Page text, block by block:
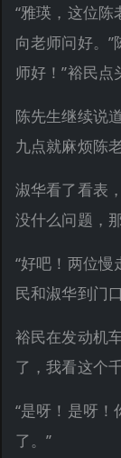
“雅瑛，这位
向老师问好。
师好！”裕民点
陈先生继续说
九点就麻烦陈
淑华看了看表
没什么问题，
“好吧！两位慢
民和淑华到门
裕民在发动机
了，我看这个
“是呀！是呀
了。”